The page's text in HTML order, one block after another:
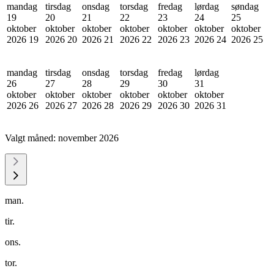
mandag
19
oktober
2026 19
tirsdag
20
oktober
2026 20
onsdag
21
oktober
2026 21
torsdag
22
oktober
2026 22
fredag
23
oktober
2026 23
lørdag
24
oktober
2026 24
søndag
25
oktober
2026 25
mandag
26
oktober
2026 26
tirsdag
27
oktober
2026 27
onsdag
28
oktober
2026 28
torsdag
29
oktober
2026 29
fredag
30
oktober
2026 30
lørdag
31
oktober
2026 31
Valgt måned: november 2026
man.
tir.
ons.
tor.